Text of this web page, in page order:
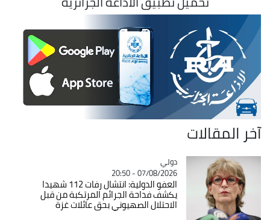
آخر المقالات
Catégorie
دولي
07/08/2026 - 20:50
العفو الدولية: انتشال رفات 112 شهيدا
يكشف فداحة الجرائم المرتكبة من قبل
الاحتلال الصهيوني بحق عائلات غزة